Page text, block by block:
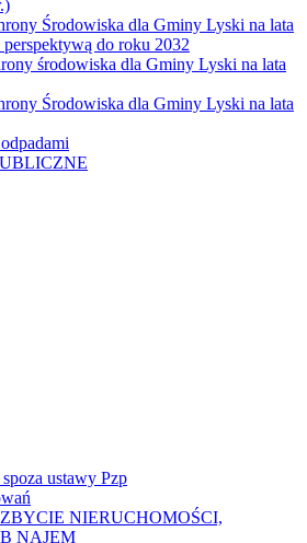
Środowiska dla Gminy Lyski na lata
do roku 2032
środowiska dla Gminy Lyski na lata
Środowiska dla Gminy Lyski na lata
ustawy Pzp
NIERUCHOMOŚCI,
NAJEM